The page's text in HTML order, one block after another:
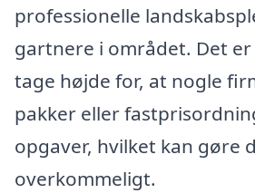
professionelle
gartnere i området. Det
tage højde for, at nogle
pakker eller
opgaver, hvilket kan gøre
overkommeligt.